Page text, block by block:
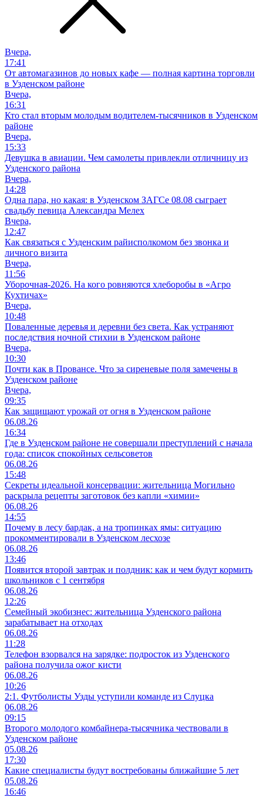
Вчера,
17:41
От автомагазинов до новых кафе — полная картина торговли
в Узденском районе
Вчера,
16:31
Кто стал вторым молодым водителем-тысячников в Узденском
районе
Вчера,
15:33
Девушка в авиации. Чем самолеты привлекли отличницу из
Узденского района
Вчера,
14:28
Одна пара, но какая: в Узденском ЗАГСе 08.08 сыграет
свадьбу певица Александра Мелех
Вчера,
12:47
Как связаться с Узденским райисполкомом без звонка и
личного визита
Вчера,
11:56
Уборочная-2026. На кого ровняются хлеборобы в «Агро
Кухтичах»
Вчера,
10:48
Поваленные деревья и деревни без света. Как устраняют
последствия ночной стихии в Узденском районе
Вчера,
10:30
Почти как в Провансе. Что за сиреневые поля замечены в
Узденском районе
Вчера,
09:35
Как защищают урожай от огня в Узденском районе
06.08.26
16:34
Где в Узденском районе не совершали преступлений с начала
года: список спокойных сельсоветов
06.08.26
15:48
Секреты идеальной консервации: жительница Могильно
раскрыла рецепты заготовок без капли «химии»
06.08.26
14:55
Почему в лесу бардак, а на тропинках ямы: ситуацию
прокомментировали в Узденском лесхозе
06.08.26
13:46
Появится второй завтрак и полдник: как и чем будут кормить
школьников с 1 сентября
06.08.26
12:26
Семейный экобизнес: жительница Узденского района
зарабатывает на отходах
06.08.26
11:28
Телефон взорвался на зарядке: подросток из Узденского
района получила ожог кисти
06.08.26
10:26
2:1. Футболисты Узды уступили команде из Слуцка
06.08.26
09:15
Второго молодого комбайнера-тысячника чествовали в
Узденском районе
05.08.26
17:30
Какие специалисты будут востребованы ближайшие 5 лет
05.08.26
16:46